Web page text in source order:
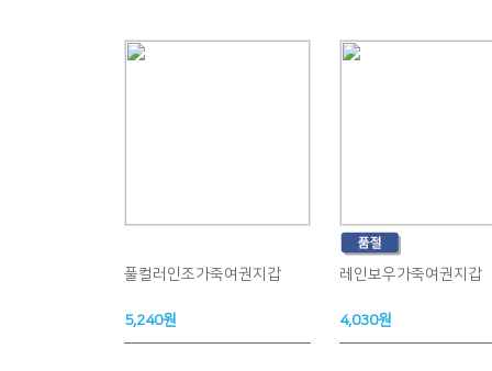
풀컬러인조가죽여권지갑
5,240원
레인보우가죽여권지갑
4,030원